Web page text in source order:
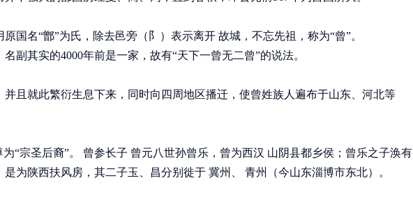
国名“鄫”为氏，除去邑旁（阝）表示离开 故城，不忘先祖，称为“曾”。
副其实的4000年前是一家，故有“天下一曾无二曾”的说法。
且就此繁衍生息下来，同时向四周地区播迁，使曾姓族人遍布于山东、河北等
“宗圣后裔”。 曾参长子 曾元八世孙曾乐，曾为西汉 山阴县都乡侯；曾乐之子涣有
为陕西扶风房，其二子玉、昌分别徙于 冀州、 青州（今山东淄博市东北）。